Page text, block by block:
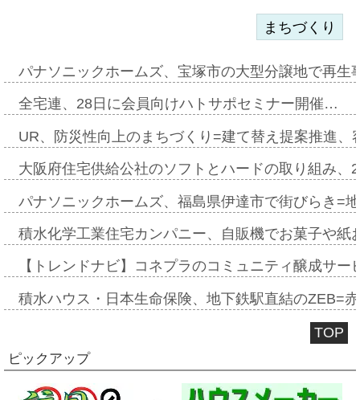
まちづくり
パナソニックホームズ、宝塚市の大型分譲地で再
全宅連、28日に会員向けハトサポセミナー開催…
UR、防災性向上のまちづくり=建て替え提案推進
大阪府住宅供給公社のソフトとハードの取り組み
パナソニックホームズ、福島県伊達市で街びらき=
積水化学工業住宅カンパニー、自販機でお菓子や
【トレンドナビ】コネプラのコミュニティ醸成サ
積水ハウス・日本生命保険、地下鉄駅直結のZEB=
TOP
ピックアップ